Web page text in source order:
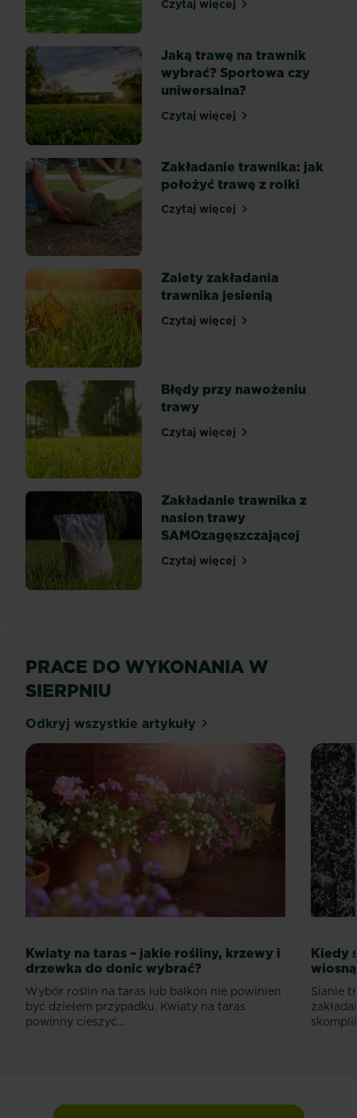
mocno
nasłonecznionym
lub
zacienionym,
w
przyszłości
sprawiać
problemy.
Aby
tego
uniknąć
kluczem
odpowiednie...
Czytaj więcejJak wyhodować trawnik w
Jaką trawę na trawnik
wybrać? Sportowa czy
uniwersalna?
Czytaj więcejJaką trawę na trawnik
Zakładanie trawnika: jak
położyć trawę z rolki
Czytaj więcejZakładanie trawnika: jak
Zalety zakładania
trawnika jesienią
Czytaj więcejZalety zakładania
Błędy przy nawożeniu
trawy
Czytaj więcejBłędy przy nawożeniu
Zakładanie trawnika z
nasion trawy
SAMOzagęszczającej
Czytaj więcejZakładanie trawnika z
PRACE DO WYKONANIA W
SIERPNIU
Odkryj wszystkie artykuły
Kwiaty na taras – jakie rośliny, krzewy i
drzewka do donic wybrać?
Wybór roślin na taras lub balkon nie powinien
być dziełem przypadku. Kwiaty na taras
powinny cieszyć...
Kiedy
Sianie